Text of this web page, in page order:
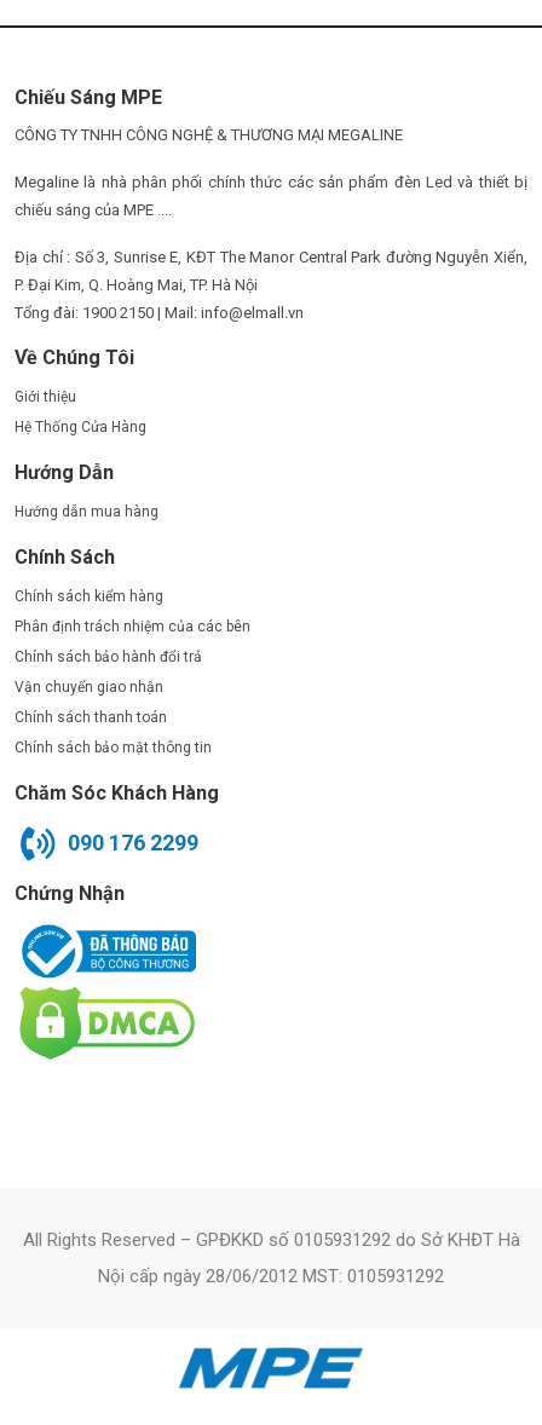
Chiếu Sáng MPE
CÔNG TY TNHH CÔNG NGHỆ & THƯƠNG MẠI MEGALINE
Megaline là nhà phân phối chính thức các sản phẩm đèn Led và thiết bị
chiếu sáng của MPE ....
Địa chỉ : Số 3, Sunrise E, KĐT The Manor Central Park đường Nguyễn Xiển,
P. Đại Kim, Q. Hoàng Mai, TP. Hà Nội
Tổng đài: 1900 2150 | Mail: info@elmall.vn
Về Chúng Tôi
Giới thiệu
Hệ Thống Cửa Hàng
Hướng Dẫn
Hướng dẫn mua hàng
Chính Sách
Chính sách kiểm hàng
Phân định trách nhiệm của các bên
Chính sách bảo hành đổi trả
Vận chuyển giao nhận
Chính sách thanh toán
Chính sách bảo mật thông tin
Chăm Sóc Khách Hàng
090 176 2299
Chứng Nhận
All Rights Reserved – GPĐKKD số 0105931292 do Sở KHĐT Hà
Nội cấp ngày 28/06/2012 MST: 0105931292